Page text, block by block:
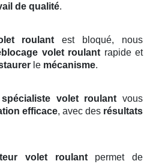
de qualité.
roulantest bloqué, nous
volet roulantrapide et
le mécanisme.
spécialiste volet roulantvous
efficace, avec des résultats
volet roulantpermet de